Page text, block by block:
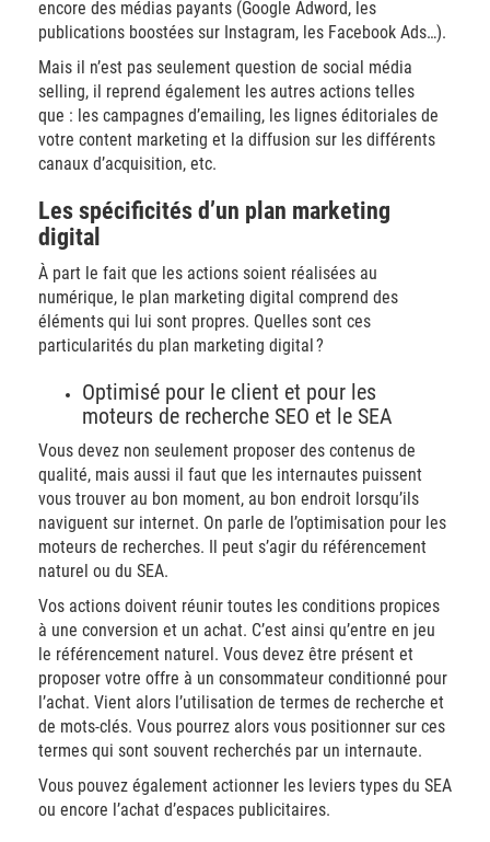
encore des médias payants (Google Adword, les
publications boostées sur Instagram, les Facebook Ads…).
Mais il n’est pas seulement question de social média
selling, il reprend également les autres actions telles
que : les campagnes d’emailing, les lignes éditoriales de
votre content marketing et la diffusion sur les différents
canaux d’acquisition, etc.
Les spécificités d’un plan marketing
digital
À part le fait que les actions soient réalisées au
numérique, le plan marketing digital comprend des
éléments qui lui sont propres. Quelles sont ces
particularités du plan marketing digital ?
Optimisé pour le client et pour les
moteurs de recherche SEO et le SEA
Vous devez non seulement proposer des contenus de
qualité, mais aussi il faut que les internautes puissent
vous trouver au bon moment, au bon endroit lorsqu’ils
naviguent sur internet. On parle de l’optimisation pour les
moteurs de recherches. Il peut s’agir du référencement
naturel ou du SEA.
Vos actions doivent réunir toutes les conditions propices
à une conversion et un achat. C’est ainsi qu’entre en jeu
le référencement naturel. Vous devez être présent et
proposer votre offre à un consommateur conditionné pour
l’achat. Vient alors l’utilisation de termes de recherche et
de mots-clés. Vous pourrez alors vous positionner sur ces
termes qui sont souvent recherchés par un internaute.
Vous pouvez également actionner les leviers types du SEA
ou encore l’achat d’espaces publicitaires.